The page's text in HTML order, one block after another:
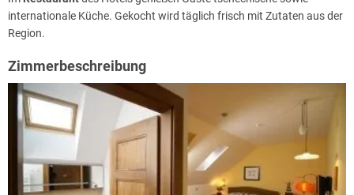
internationale Küche. Gekocht wird täglich frisch mit Zutaten aus der
Region.
Zimmerbeschreibung